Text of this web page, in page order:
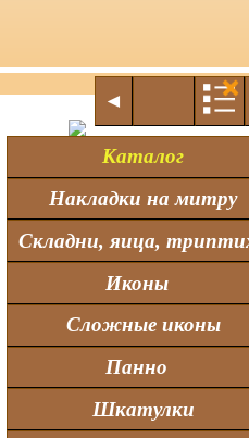
◄
Каталог
Накладки на митру
Складни, яица,
Иконы
Сложные иконы
Панно
Шкатулки